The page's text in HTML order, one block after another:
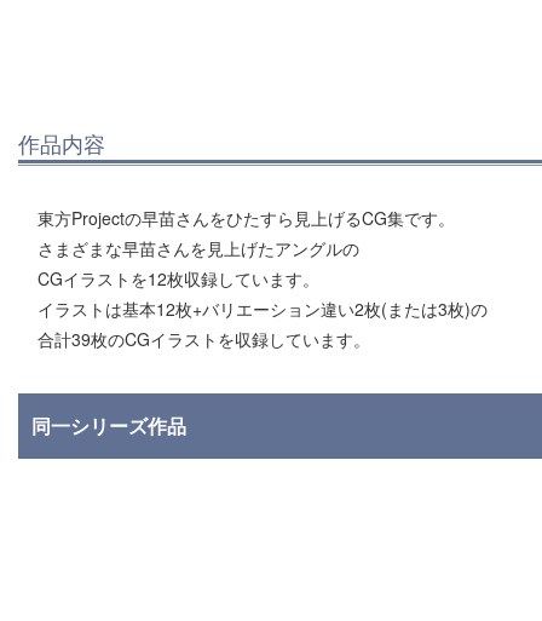
作品内容
東方Projectの早苗さんをひたすら見上げるCG集です。
さまざまな早苗さんを見上げたアングルの
CGイラストを12枚収録しています。
イラストは基本12枚+バリエーション違い2枚(または3枚)の
合計39枚のCGイラストを収録しています。
同一シリーズ作品